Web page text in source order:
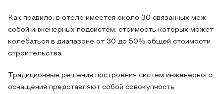
Как правило, в отеле имеется около 30 связанных меж
собой инженерных подсистем, стоимость которых может
колебаться в диапазоне от 30 до 50% общей стоимости
строительства.
Традиционные решения построения систем инженерного
оснащения представляют собой совокупность